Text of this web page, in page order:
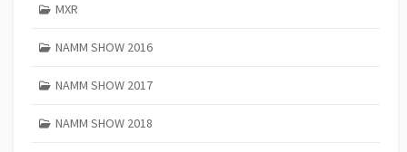
MXR
NAMM SHOW 2016
NAMM SHOW 2017
NAMM SHOW 2018